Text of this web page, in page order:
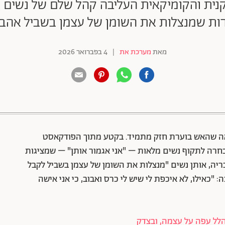
והקומיקאית העליבה קהל שלם של
שמנצלות את השומן של עצמן בשביל
מאתמערכת את | 4 בפברואר 2026
שהאש בוערת חזק מתמיד. בקטע מתוך הפודקאסט
לתקוף נשים מלאות – "אני אגמור אותן" – שמציגות
אותן נשים "מנצלות את השומן של עצמן בשביל לקבל
לא איכפת לי שיש לי כרס ואבוב, כי אני אישה
עפה על עצמה, ובצדק